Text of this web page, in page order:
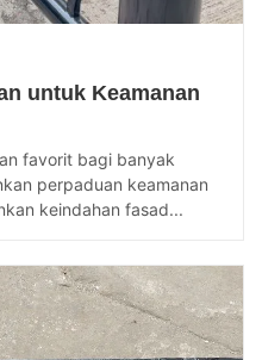
untuk Keamanan
favorit bagi banyak
perpaduan keamanan
keindahan fasad...